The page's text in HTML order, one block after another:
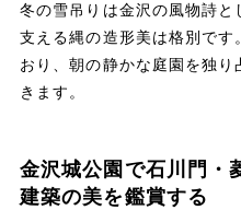
冬の雪吊りは金沢の風物詩と
支える縄の造形美は格別で
おり、朝の静かな庭園を独
きます。
金沢城公園で石川門・
建築の美を鑑賞する